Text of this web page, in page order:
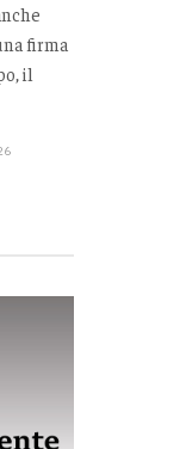
firma
il